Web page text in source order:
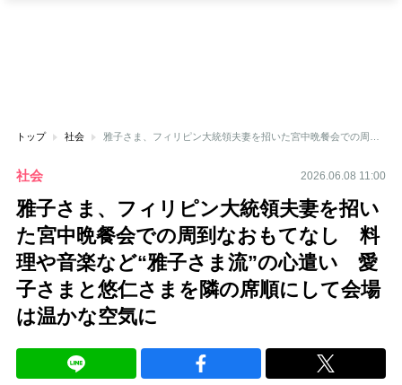
トップ 社会
社会 2026.06.08 11:00
雅子さま、フィリピン大統領夫妻を招い
た宮中晩餐会での周到なおもてなし 料
理や音楽など“雅子さま流”の心遣い 愛
子さまと悠仁さまを隣の席順にして会場
は温かな空気に